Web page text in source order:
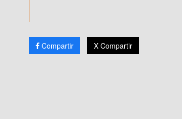
Compartir X Compartir